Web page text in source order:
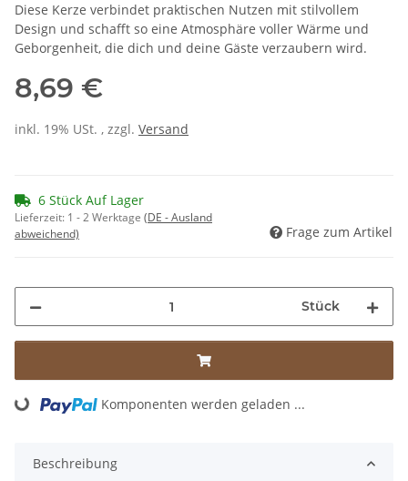
Diese Kerze verbindet praktischen Nutzen mit stilvollem
Design und schafft so eine Atmosphäre voller Wärme und
Geborgenheit, die dich und deine Gäste verzaubern wird.
8,69 €
inkl. 19% USt. , zzgl. Versand
6 Stück Auf Lager
Lieferzeit: 1 - 2 Werktage (DE - Ausland
abweichend)
Frage zum Artikel
Stück
Loading... Komponenten werden geladen ...
Beschreibung